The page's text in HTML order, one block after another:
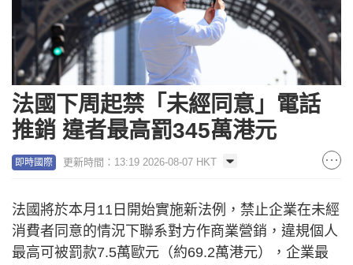
法國下周起禁「未經同意」電話
推銷 違者最高罰345萬港元
即時國際 更新時間：13:19 2026-08-07 HKT
法國將於本月11日開始實施新法例，禁止企業在未經
消費者同意的情況下聯系對方作商業營銷，違規個人
最高可被罰款7.5萬歐元（約69.2萬港元），企業最